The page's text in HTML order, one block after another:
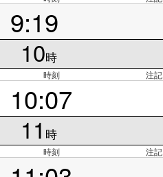
9:19
10時
時刻 注記
10:07
11 時
時刻 注記